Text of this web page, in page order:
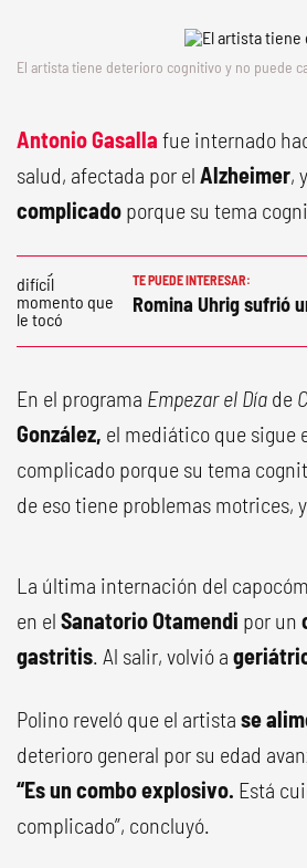
El artista tiene deterioro cognitivo y no puede
Antonio Gasalla fue internado
salud, afectada por el Alzheimer,
complicado porque su tema
TE PUEDE INTERESAR:
Romina Uhrig sufrió
En el programa Empezar el Día de
González, el mediático que sigue
complicado porque su tema
de eso tiene problemas
La última internación del
en el Sanatorio Otamendi por un
gastritis. Al salir, volvió a
Polino reveló que el artista se
deterioro general por su edad
“Es un combo explosivo. Está
complicado”, concluyó.